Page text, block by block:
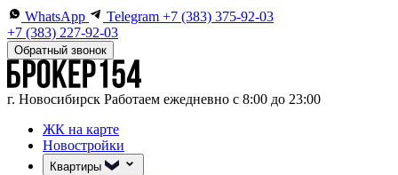
WhatsApp Telegram +7 (383) 375-92-03
+7 (383) 227-92-03
Обратный звонок
г. Новосибирск Работаем ежедневно с 8:00 до 23:00
ЖК на карте
Новостройки
Квартиры